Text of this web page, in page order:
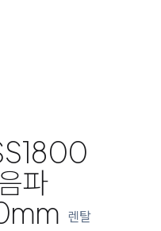
파
렌탈